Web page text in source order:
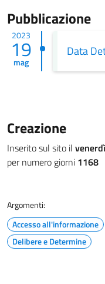
Pubblicazione
2023
19
mag
Data
Creazione
Inserito sul sito il
per numero giorni 1168
Argomenti:
Accesso all'informazione
Delibere e Determine